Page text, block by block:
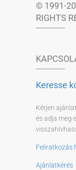
© 1991-
RIGHTS
Keresse
Kérjen
és adja meg
Feliratkozás
Ajánlatkérés